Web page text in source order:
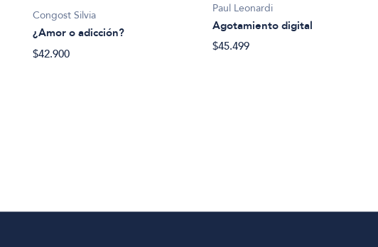
Congost Silvia
¿Amor o adicción?
$42.900
Paul Leonardi
Agotamiento digital
$45.499